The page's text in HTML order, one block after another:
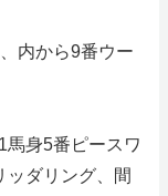
内から9番ウー
馬身5番ピースワ
ッダリング、間